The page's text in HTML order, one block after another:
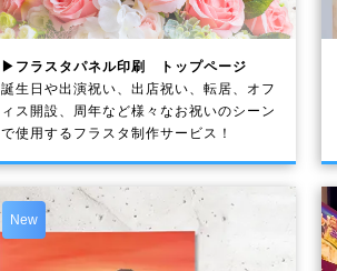
▶フラスタパネル印刷 トップページ
誕生日や出演祝い、出店祝い、転居、オフ
ィス開設、周年など様々なお祝いのシーン
で使用するフラスタ制作サービス！
New